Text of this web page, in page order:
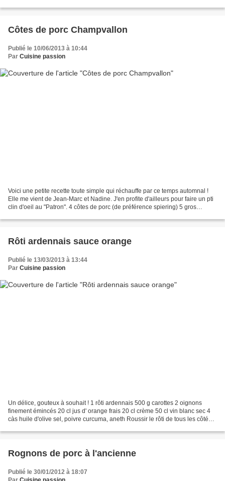
Côtes de porc Champvallon
Publié le 10/06/2013 à 10:44
Par Cuisine passion
Voici une petite recette toute simple qui réchauffe par ce temps automnal !
Elle me vient de Jean-Marc et Nadine. J'en profite d'ailleurs pour faire un pti
clin d'oeil au "Patron". 4 côtes de porc (de préférence spiering) 5 gros
Rôti ardennais sauce orange
Publié le 13/03/2013 à 13:44
Par Cuisine passion
Un délice, gouteux à souhait ! 1 rôti ardennais 500 g carottes 2 oignons
finement émincés 20 cl jus d' orange frais 20 cl crème 50 cl vin blanc sec 4
càs huile d'olive sel, poivre curcuma, aneth Roussir le rôti de tous les côtés
Rognons de porc à l'ancienne
Publié le 30/01/2012 à 18:07